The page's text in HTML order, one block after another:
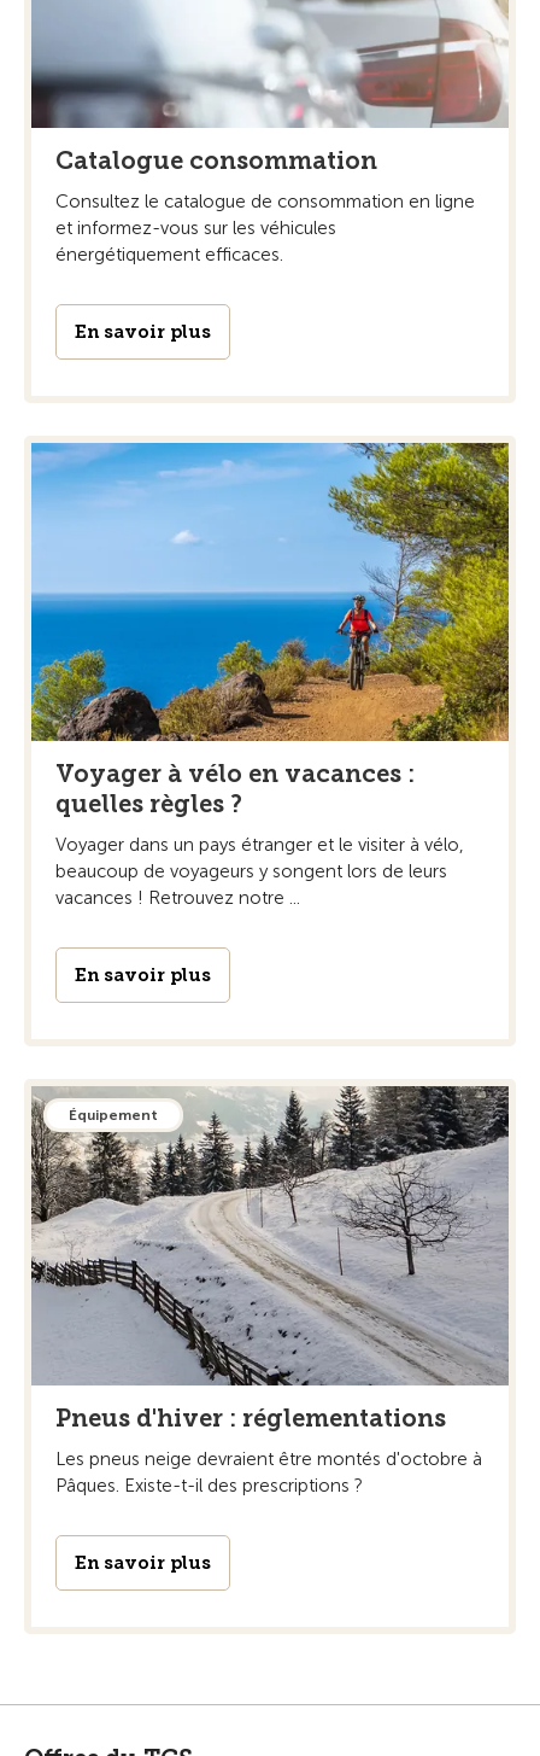
Catalogue consommation
Consultez le catalogue de consommation en ligne
et informez-vous sur les véhicules
énergétiquement efficaces.
En savoir plus
Voyager à vélo en vacances :
quelles règles ?
Voyager dans un pays étranger et le visiter à vélo,
beaucoup de voyageurs y songent lors de leurs
vacances ! Retrouvez notre ...
En savoir plus
Équipement
Pneus d'hiver : réglementations
Les pneus neige devraient être montés d'octobre à
Pâques. Existe-t-il des prescriptions ?
En savoir plus